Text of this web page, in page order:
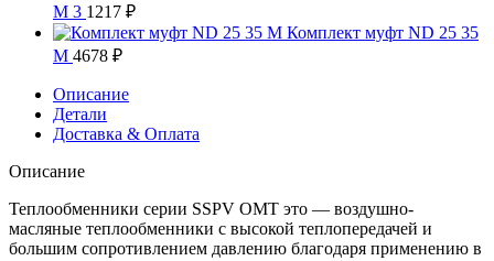
M 3 1217 ₽
Комплект муфт ND 25 35
M 4678 ₽
Описание
Детали
Доставка & Оплата
Описание
Теплообменники серии SSPV OMT это — воздушно-
масляные теплообменники с высокой теплопередачей и
большим сопротивлением давлению благодаря применению в